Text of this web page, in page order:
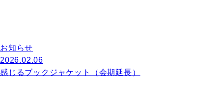
お知らせ
2026.02.06
感じるブックジャケット（会期延長）